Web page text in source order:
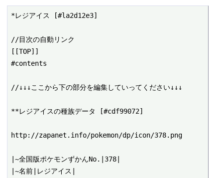
*レジアイス [#la2d12e3]
//目次の自動リンク
[[TOP]]
#contents
//↓↓↓ここから下の部分を編集していってください↓↓↓
**レジアイスの種族データ [#cdf99072]
http://zapanet.info/pokemon/dp/icon/378.png
|~全国版ポケモンずかんNo.|378|
|~名前|レジアイス|